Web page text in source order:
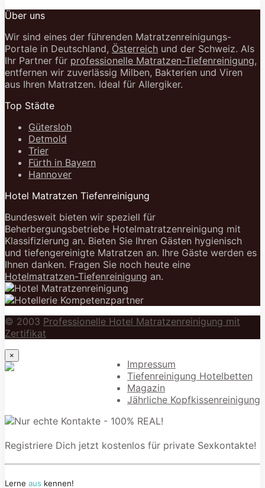
Über uns
Wir sind eines der führenden Matratzenreinigungs-
Portale in Deutschland, Österreich und der Schweiz. Als
Ihr Partner für professionelle Matratzen-Tiefenreinigung,
entfernen wir zuverlässig Milben, Bakterien und Viren
aus Ihren Matratzen. Ideal für Allergiker.
Top Städte
Gütersloh
Detmold
Trier
Fürth in Bayern
Hannover
Hotel Matratzen Tiefenreinigung
Bundesweit bieten wir speziell für
Beherbergungsbetriebe Hotelmatratzenreinigung mit
Klassifizierung an. Bieten Sie Ihren Gästen hygienisch
und tiefengereinigte Matratzen an. Ihre Gäste werden es
Ihnen danken. Fragen Sie noch heute eine
Hotelmatratzen-Tiefenreinigung an.
© 2003 Professionelle Hotel Matratzenreinigung mit
Zertifikat
Impressum
Tiefenreinigung Hotelbetten
Magazin
Jährliche Kopfkissenreinigung
×
Registriere Dich jetzt kostenlos für private Sexkontakte!
Lerne aus kennen!